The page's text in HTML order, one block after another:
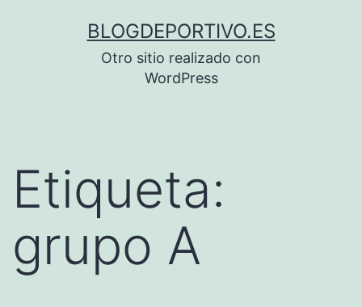
BLOGDEPORTIVO.ES
Otro sitio realizado con
WordPress
Etiqueta:
grupo A